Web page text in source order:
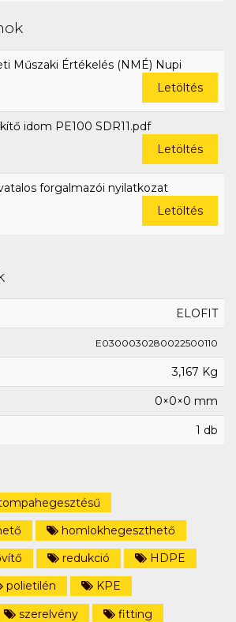
Műszaki Értékelés (NMÉ) Nupi
Letöltés
idom PE100 SDR11.pdf
Letöltés
forgalmazói nyilatkozat
Letöltés
ELOFIT
E0300030280022500110
3,167 Kg
0×0×0 mm
1 db
homlokhegeszthető
redukció
HDPE
polietilén
KPE
szerelvény
fitting